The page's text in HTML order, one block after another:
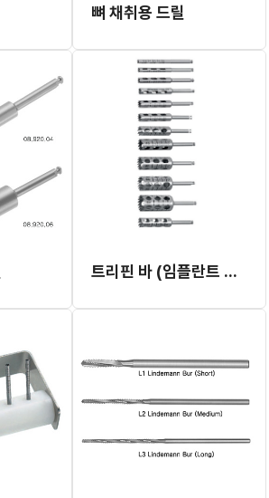
뼈 채취용 드릴
트리핀 바 (임플란트 제거용)